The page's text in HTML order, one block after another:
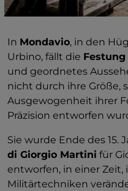
tiefblauen Hintergrund
wodurch die Festung
Ort wird.
Eine weitere, jüngere
noch besonderer.
wurde die Festung zu
für Tausende von
Hier wurden
Giorgione, Raffael und
Bombenangriffen
Grund wird die
In Mondavio, in den
Urbino, fällt die Festung
und geordnetes
nicht durch ihre Größe,
Ausgewogenheit ihrer
Präzision entworfen
Sie wurde Ende des 15.
di Giorgio Martini für
entworfen, in einer Zeit,
Militärtechniken